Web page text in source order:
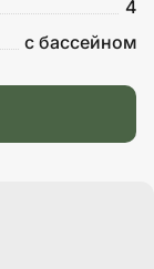
4
с бассейном